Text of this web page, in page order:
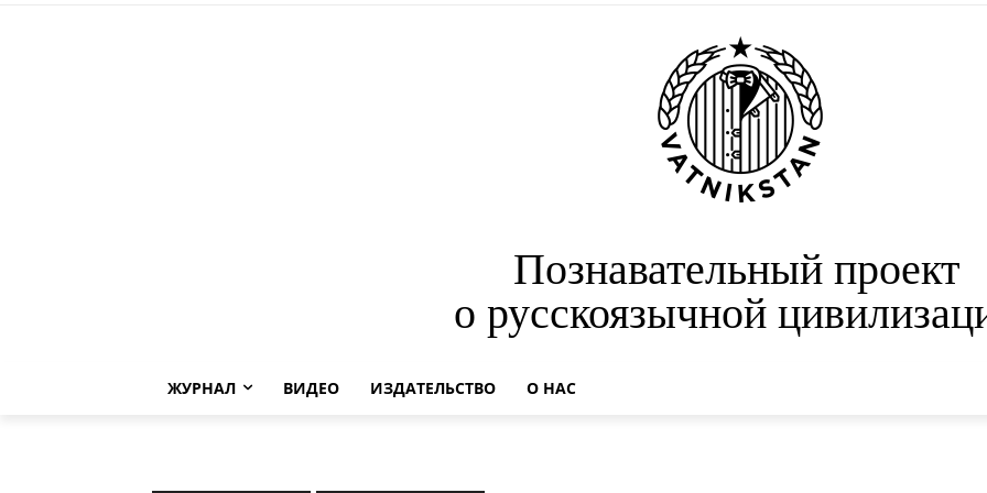
Познавательный проект
о русскоязычной
ЖУРНАЛ ВИДЕО ИЗДАТЕЛЬСТВО О НАС